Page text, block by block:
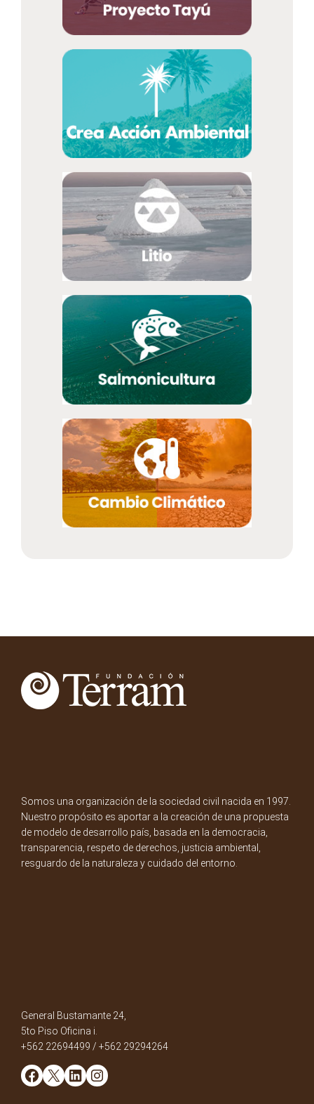
Somos una organización de la sociedad civil nacida en 1997.
Nuestro propósito es aportar a la creación de una propuesta
de modelo de desarrollo país, basada en la democracia,
transparencia, respeto de derechos, justicia ambiental,
resguardo de la naturaleza y cuidado del entorno.
General Bustamante 24,
5to Piso Oficina i.
+562 22694499 / +562 29294264